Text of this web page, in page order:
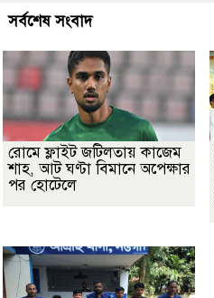
সর্বশেষ সংবাদ
রোমে ফ্লাইট জটিলতায় কাজেম
শাহ, আট ঘণ্টা বিমানে অপেক্ষার
পর হোটেলে